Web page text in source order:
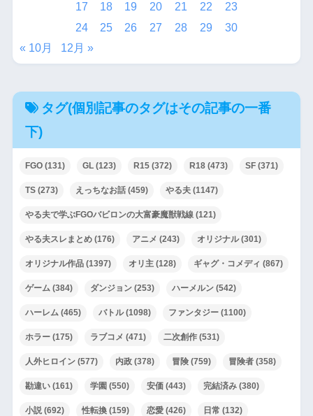
17
18 19 20 21 22
23
24
25 26 27 28 29
30
« 10月
12月 »
タグ(個別記事のタグはその記事の一番
下)
FGO(131) GL(123) R15(372) R18(473) SF(371)
TS(273) えっちなお話(459) やる夫(1147)
やる夫で学ぶFGOバビロンの大富豪魔獣戦線(121)
やる夫スレまとめ(176) アニメ (243) オリジナル(301)
オリジナル作品(1397) オリ主(128) ギャグ・コメディ (867)
ゲーム (384) ダンジョン(253) ハーメルン(542)
ハーレム (465) バトル(1098) ファンタジー(1100)
ホラー(175) ラブコメ (471) 二次創作(531)
人外ヒロイン(577) 内政(378) 冒険(759) 冒険者(358)
勘違い(161) 学園 (550) 安価(443) 完結済み(380)
小説(692) 性転換(159) 恋愛(426) 日常 (132)